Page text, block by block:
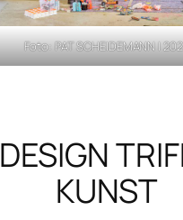
Foto: PAT SCHEIDEMANN |
DESIGN
KUNST